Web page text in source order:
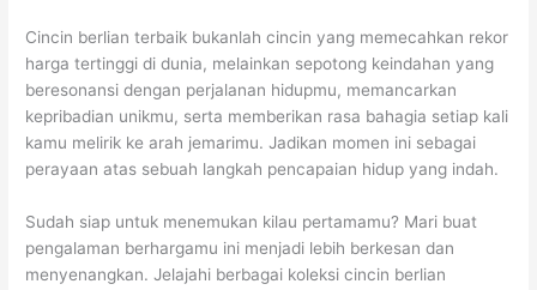
Cincin berlian terbaik bukanlah cincin yang memecahkan rekor
harga tertinggi di dunia, melainkan sepotong keindahan yang
beresonansi dengan perjalanan hidupmu, memancarkan
kepribadian unikmu, serta memberikan rasa bahagia setiap kali
kamu melirik ke arah jemarimu. Jadikan momen ini sebagai
perayaan atas sebuah langkah pencapaian hidup yang indah.
Sudah siap untuk menemukan kilau pertamamu? Mari buat
pengalaman berhargamu ini menjadi lebih berkesan dan
menyenangkan. Jelajahi berbagai koleksi cincin berlian